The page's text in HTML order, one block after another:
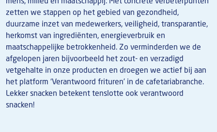
zetten we stappen op het gebied van gezondheid,
duurzame inzet van medewerkers, veiligheid, transparantie,
herkomst van ingrediënten, energieverbruik en
maatschappelijke betrokkenheid. Zo verminderden we de
afgelopen jaren bijvoorbeeld het zout- en verzadigd
vetgehalte in onze producten en droegen we actief bij aan
het platform ‘Verantwoord frituren’ in de cafetariabranche.
Lekker snacken betekent tenslotte ook verantwoord
snacken!